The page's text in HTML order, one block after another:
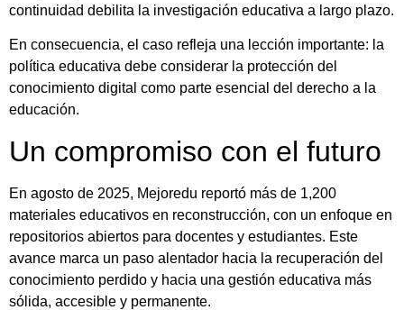
continuidad debilita la investigación educativa a largo plazo.
En consecuencia, el caso refleja una lección importante: la
política educativa debe considerar la protección del
conocimiento digital como parte esencial del derecho a la
educación.
Un compromiso con el futuro
En agosto de 2025, Mejoredu reportó más de 1,200
materiales educativos en reconstrucción, con un enfoque en
repositorios abiertos para docentes y estudiantes. Este
avance marca un paso alentador hacia la recuperación del
conocimiento perdido y hacia una gestión educativa más
sólida, accesible y permanente.